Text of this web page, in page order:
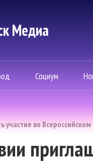
Mедиа
Социум
во